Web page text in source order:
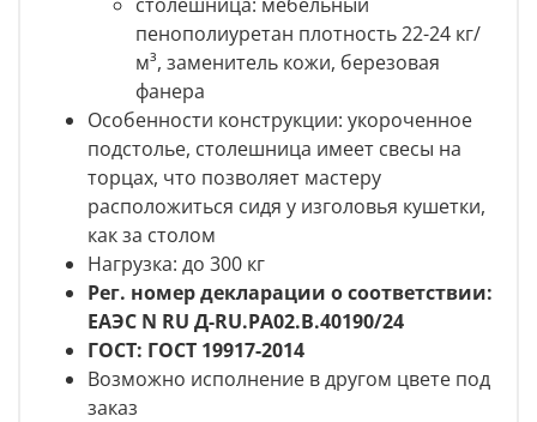
пенополиуретан плотность 22-24 кг/
м³, заменитель кожи, березовая
фанера
Особенности конструкции: укороченное
подстолье, столешница имеет свесы на
торцах, что позволяет мастеру
расположиться сидя у изголовья кушетки,
как за столом
Нагрузка: до 300 кг
Рег. номер декларации о соответствии:
ЕАЭС N RU Д-RU.PA02.В.40190/24
ГОСТ: ГОСТ 19917-2014
Возможно исполнение в другом цвете под
заказ